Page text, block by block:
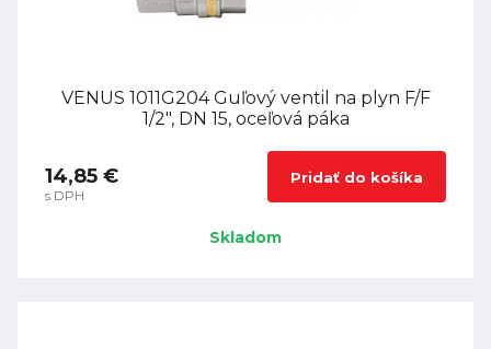
VENUS 1011G204 Guľový ventil na plyn F/F
1/2", DN 15, oceľová páka
14,85 €
s DPH
Pridať do košíka
Skladom